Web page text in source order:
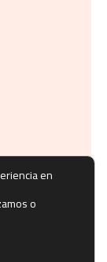
-
en
o